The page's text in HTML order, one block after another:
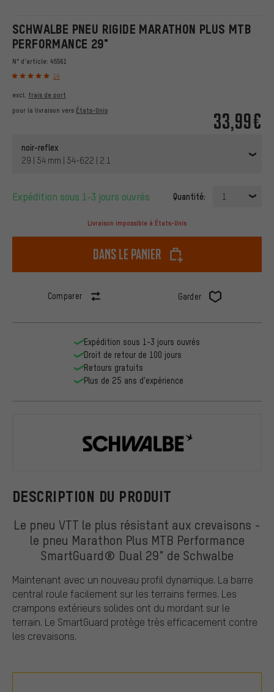
SCHWALBE PNEU RIGIDE MARATHON PLUS MTB
PERFORMANCE 29"
N° d'article: 45561
14
33,99€
excl. frais de port
pour la livraison vers États-Unis
noir-reflex
29 | 54 mm | 54-622 | 2.1
Expédition sous 1-3 jours ouvrés Quantité: 1
Livraison impossible à États-Unis
dans le panier
Comparer Garder
DESCRIPTION DU PRODUIT
Le pneu VTT le plus résistant aux crevaisons -
le pneu Marathon Plus MTB Performance
SmartGuard® Dual 29" de Schwalbe
Maintenant avec un nouveau profil dynamique. La barre
central roule facilement sur les terrains fermes. Les
crampons extérieurs solides ont du mordant sur le
terrain. Le SmartGuard protège très efficacement contre
les crevaisons.
Expédition sous 1-3 jours ouvrés
Droit de retour de 100 jours
Retours gratuits
Plus de 25 ans d'expérience